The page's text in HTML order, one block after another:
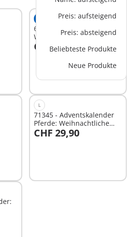
Preis: aufsteigend
Preis: absteigend
Beliebteste Produkte
Neue Produkte
EXKLUSIV XL
6629 - PLAYMOBIL XXL-
Weihnachtsmann
CHF 64,90
In den Warenkorb
L
71345 - Adventskalender
Pferde: Weihnachtliche
Schlittenfahrt
CHF 29,90